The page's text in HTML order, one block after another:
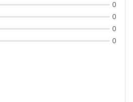
0
0
0
0